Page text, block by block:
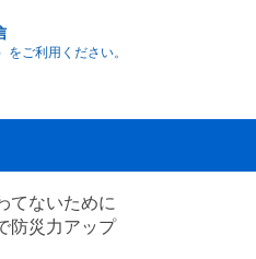
ご利用ください。
てないために
防災力アップ